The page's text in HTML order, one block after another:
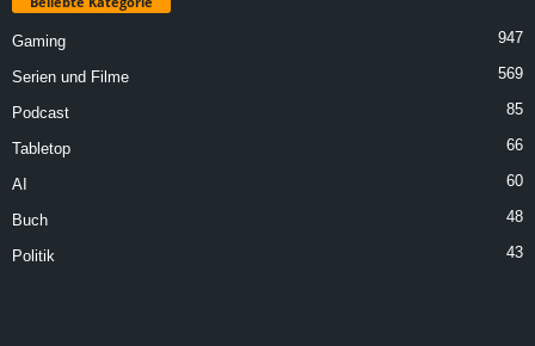
Gaming 947
Serien und Filme 569
Podcast 85
Tabletop 66
AI 60
Buch 48
Politik 43